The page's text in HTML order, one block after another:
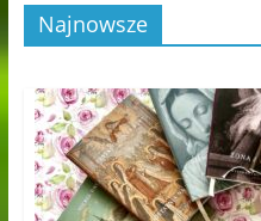
Najnowsze